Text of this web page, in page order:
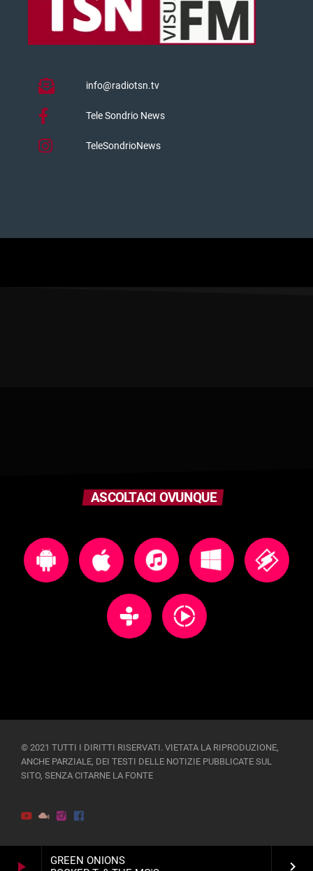
play_arrow
GREEN ONIONS
keyboard_arrow_right
info@radiotsn.tv
Tele Sondrio News
TeleSondrioNews
ASCOLTACI OVUNQUE
© 2021 TUTTI I DIRITTI RISERVATI. VIETATA LA RIPRODUZIONE,
ANCHE PARZIALE, DEI TESTI DELLE NOTIZIE PUBBLICATE SUL
SITO, SENZA CITARNE LA FONTE